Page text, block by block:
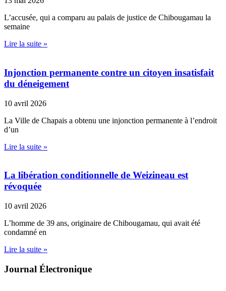
L’accusée, qui a comparu au palais de justice de Chibougamau la
semaine
Lire la suite »
Injonction permanente contre un citoyen insatisfait
du déneigement
10 avril 2026
La Ville de Chapais a obtenu une injonction permanente à l’endroit
d’un
Lire la suite »
La libération conditionnelle de Weizineau est
révoquée
10 avril 2026
L’homme de 39 ans, originaire de Chibougamau, qui avait été
condamné en
Lire la suite »
Journal Électronique